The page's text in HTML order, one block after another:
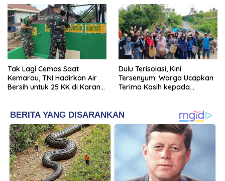
Inten
Tak Lagi Cemas Saat
Kemarau, TNI Hadirkan Air
Bersih untuk 25 KK di Karang
Dulu Terisolasi, Kini
Tersenyum: Warga Ucapkan
Terima Kasih kepada